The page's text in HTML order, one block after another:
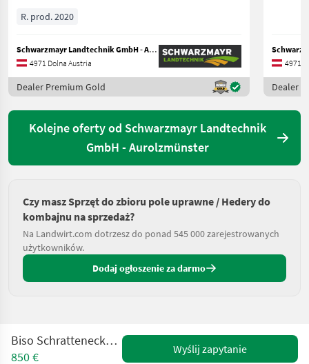
R. prod. 2020
Schwarzmayr Landtechnik GmbH - Aurolzmünster
4971 Dolna Austria
Dealer Premium Gold
4971
Dealer
Kolejne oferty od Schwarzmayr Landtechnik
GmbH - Aurolzmünster
Czy masz Sprzęt do zbioru pole uprawne / Hedery do
kombajnu na sprzedaż?
Na Landwirt.com dotrzesz do ponad 545 000 zarejestrowanych
użytkowników.
Dodaj ogłoszenie za darmo
Biso Schrattenecker Herkules CX100
850 €
Wyślij zapytanie